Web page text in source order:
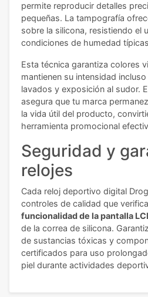
permite reproducir detalles
pequeñas. La tampografía
sobre la silicona, resistiendo el
condiciones de humedad
Esta técnica garantiza colores
mantienen su intensidad
lavados y exposición al sudor.
asegura que tu marca
la vida útil del producto,
herramienta promocional
Seguridad y
relojes
Cada reloj deportivo digital
controles de calidad que
funcionalidad de la pantalla
de la correa de silicona.
de sustancias tóxicas y
certificados para uso
piel durante actividades